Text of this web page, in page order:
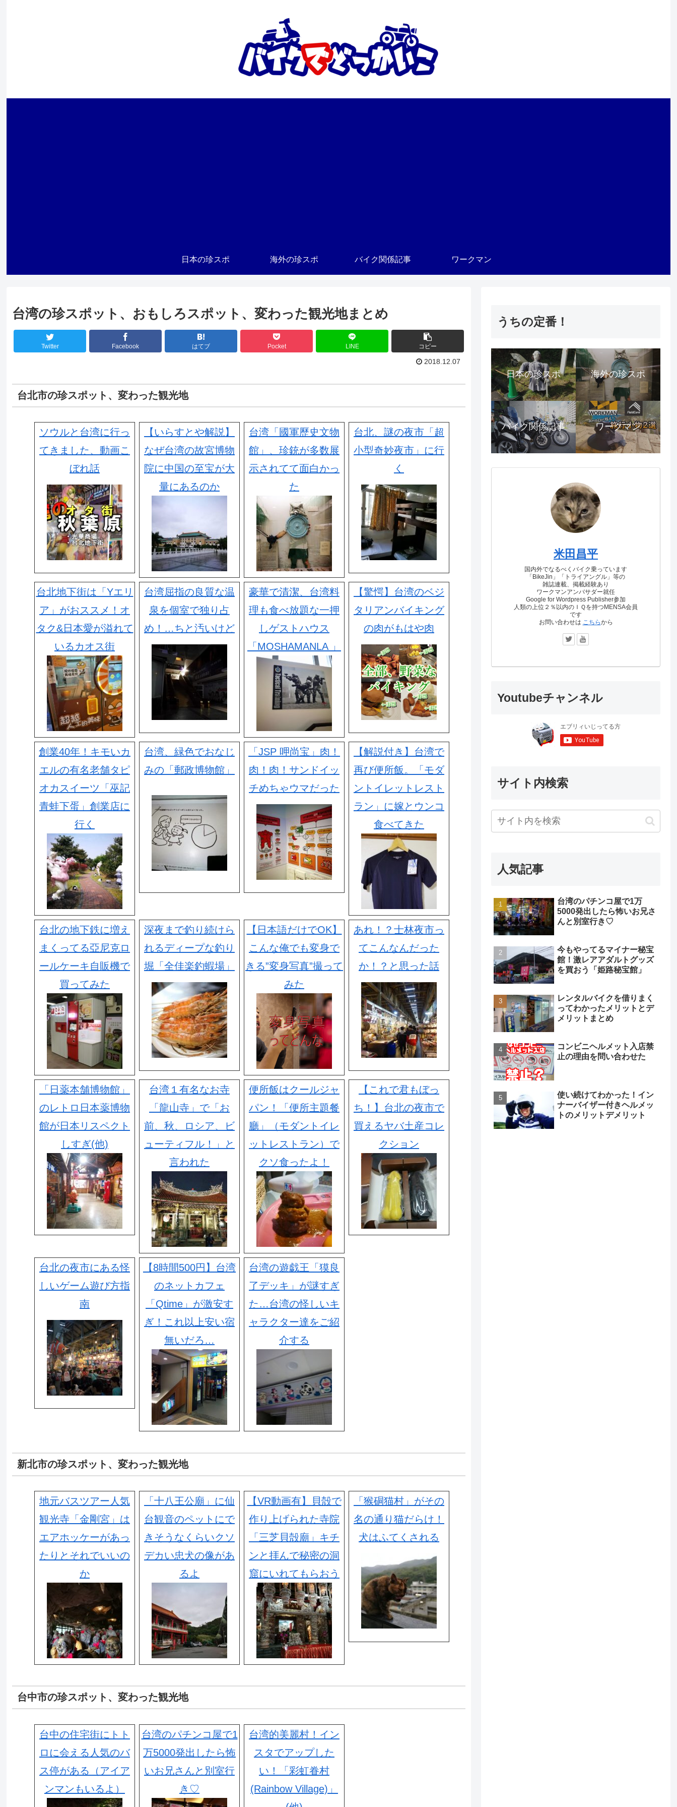
日本の珍スポ 海外の珍スポ バイク関係記事 ワークマン
台湾の珍スポット、おもしろスポット、変わった観光地まとめ
Twitter Facebook はてブ Pocket LINE コピー
2018.12.07
台北市の珍スポット、変わった観光地
ソウルと台湾に行っ
てきました、動画こ
ぼれ話
【いらすとや解説】
なぜ台湾の故宮博物
院に中国の至宝が大
量にあるのか
台湾「國軍歷史文物
館」、珍銃が多数展
示されてて面白かっ
た
台北、謎の夜市「超
小型奇妙夜市」に行
く
台北地下街は「Yエリ
ア」がおススメ！オ
タク&日本愛が溢れて
いるカオス街
台湾屈指の良質な温
泉を個室で独り占
め！…ちと汚いけど
豪華で清潔、台湾料
理も食べ放題な一押
しゲストハウス
「MOSHAMANLA 」
【驚愕】台湾のベジ
タリアンバイキング
の肉がもはや肉
創業40年！キモいカ
エルの有名老舗タピ
オカスイーツ「巫記
青蛙下蛋」創業店に
行く
台湾、緑色でおなじ
みの「郵政博物館」
「JSP 呷尚宝」肉！
肉！肉！サンドイッ
チめちゃウマだった
【解説付き】台湾で
再び便所飯。「モダ
ントイレットレスト
ラン」に嫁とウンコ
食べてきた
台北の地下鉄に増え
まくってる亞尼克ロ
ールケーキ自販機で
買ってみた
深夜まで釣り続けら
れるディープな釣り
堀「全佳楽釣蝦場」
【日本語だけでOK】
こんな俺でも変身で
きる”変身写真”撮って
みた
あれ！？士林夜市っ
てこんなんだった
か！？と思った話
「日薬本舗博物館」
のレトロ日本薬博物
館が日本リスペクト
しすぎ(他)
台湾１有名なお寺
「龍山寺」で「お
前、秋、ロシア、ビ
ューティフル！」と
言われた
便所飯はクールジャ
パン！「便所主題餐
廳」（モダントイレ
ットレストラン）で
クソ食ったよ！
【これで君もぼっ
ち！】台北の夜市で
買えるヤバ土産コレ
クション
台北の夜市にある怪
しいゲーム遊び方指
南
【8時間500円】台湾
のネットカフェ
「Qtime」が激安す
ぎ！これ以上安い宿
無いだろ…
台湾の遊戯王「獏良
了デッキ」が謎すぎ
た…台湾の怪しいキ
ャラクター達をご紹
介する
新北市の珍スポット、変わった観光地
地元バスツアー人気
観光寺「金剛宮」は
エアホッケーがあっ
たりとそれでいいの
か
「十八王公廟」に仙
台観音のペットにで
きそうなくらいクソ
デカい忠犬の像があ
るよ
【VR動画有】貝殻で
作り上げられた寺院
「三芝貝殻廟」キチ
ンと拝んで秘密の洞
窟にいれてもらおう
「猴硐猫村」がその
名の通り猫だらけ！
犬はふてくされる
台中市の珍スポット、変わった観光地
台中の住宅街にトト
ロに会える人気のバ
ス停がある（アイア
ンマンもいるよ）
台湾のパチンコ屋で1
万5000発出したら怖
いお兄さんと別室行
き♡
台湾的美麗村！イン
スタでアップした
い！「彩虹眷村
(Rainbow Village)」
うちの定番！
日本の珍スポ 海外の珍スポ
バイク関係記事 ワークマン
米田昌平
国内外でなるべくバイク乗っています
「BikeJin」「トライアングル」等の
雑誌連載、掲載経験あり
ワークマンアンバサダー就任
Google for Wordpress Publisher参加
人類の上位２％以内のＩＱを持つMENSA会員
です
お問い合わせは こちらから
Youtubeチャンネル
サイト内検索
人気記事
台湾のパチンコ屋で1万
5000発出したら怖いお兄さ
んと別室行き♡
今もやってるマイナー秘宝
館！激レアアダルトグッズ
を買おう「姫路秘宝館」
レンタルバイクを借りまく
ってわかったメリットとデ
メリットまとめ
コンビニヘルメット入店禁
止の理由を問い合わせた
使い続けてわかった！イン
ナーバイザー付きヘルメッ
トのメリットデメリット